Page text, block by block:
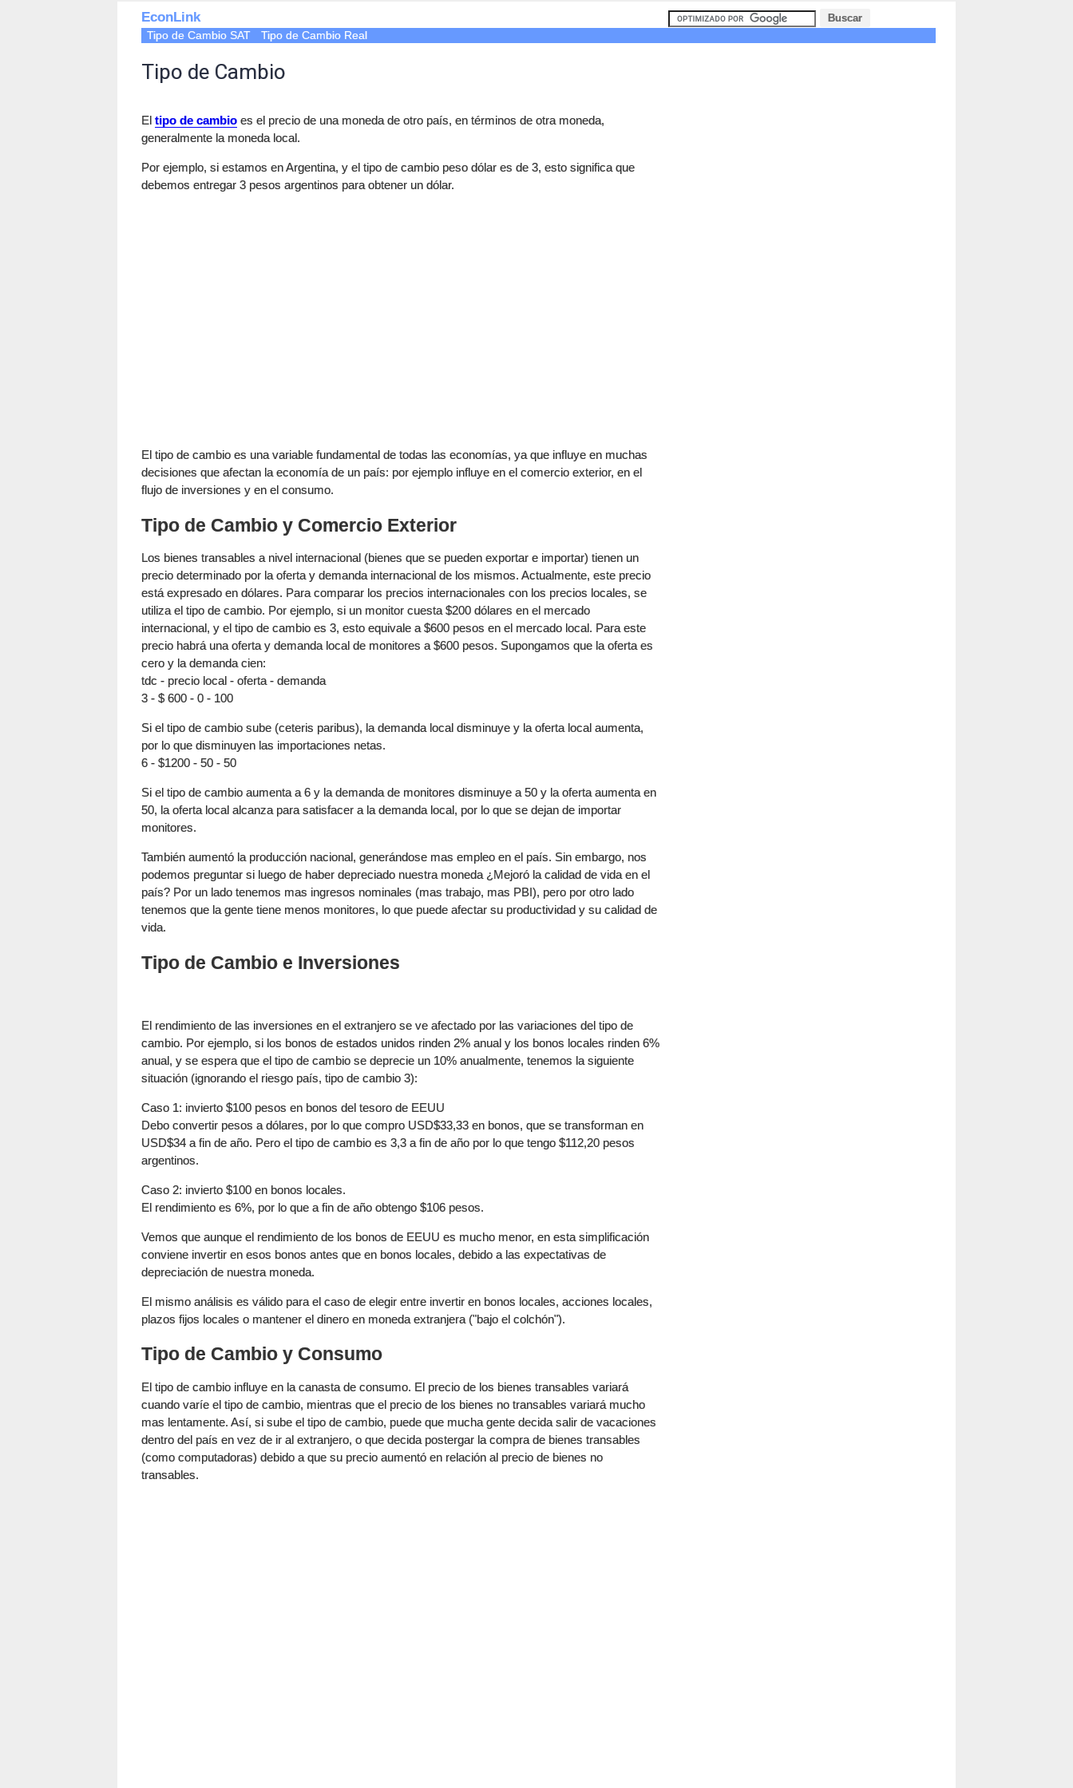
EconLink
Tipo de Cambio SAT Tipo de Cambio Real
Tipo de Cambio
El tipo de cambio es el precio de una moneda de otro país, en términos de otra moneda,
generalmente la moneda local.
Por ejemplo, si estamos en Argentina, y el tipo de cambio peso dólar es de 3, esto significa que
debemos entregar 3 pesos argentinos para obtener un dólar.
El tipo de cambio es una variable fundamental de todas las economías, ya que influye en muchas
decisiones que afectan la economía de un país: por ejemplo influye en el comercio exterior, en el
flujo de inversiones y en el consumo.
Tipo de Cambio y Comercio Exterior
Los bienes transables a nivel internacional (bienes que se pueden exportar e importar) tienen un
precio determinado por la oferta y demanda internacional de los mismos. Actualmente, este precio
está expresado en dólares. Para comparar los precios internacionales con los precios locales, se
utiliza el tipo de cambio. Por ejemplo, si un monitor cuesta $200 dólares en el mercado
internacional, y el tipo de cambio es 3, esto equivale a $600 pesos en el mercado local. Para este
precio habrá una oferta y demanda local de monitores a $600 pesos. Supongamos que la oferta es
cero y la demanda cien:
tdc - precio local - oferta - demanda
3 - $ 600 - 0 - 100
Si el tipo de cambio sube (ceteris paribus), la demanda local disminuye y la oferta local aumenta,
por lo que disminuyen las importaciones netas.
6 - $1200 - 50 - 50
Si el tipo de cambio aumenta a 6 y la demanda de monitores disminuye a 50 y la oferta aumenta en
50, la oferta local alcanza para satisfacer a la demanda local, por lo que se dejan de importar
monitores.
También aumentó la producción nacional, generándose mas empleo en el país. Sin embargo, nos
podemos preguntar si luego de haber depreciado nuestra moneda ¿Mejoró la calidad de vida en el
país? Por un lado tenemos mas ingresos nominales (mas trabajo, mas PBI), pero por otro lado
tenemos que la gente tiene menos monitores, lo que puede afectar su productividad y su calidad de
vida.
Tipo de Cambio e Inversiones
El rendimiento de las inversiones en el extranjero se ve afectado por las variaciones del tipo de
cambio. Por ejemplo, si los bonos de estados unidos rinden 2% anual y los bonos locales rinden 6%
anual, y se espera que el tipo de cambio se deprecie un 10% anualmente, tenemos la siguiente
situación (ignorando el riesgo país, tipo de cambio 3):
Caso 1: invierto $100 pesos en bonos del tesoro de EEUU
Debo convertir pesos a dólares, por lo que compro USD$33,33 en bonos, que se transforman en
USD$34 a fin de año. Pero el tipo de cambio es 3,3 a fin de año por lo que tengo $112,20 pesos
argentinos.
Caso 2: invierto $100 en bonos locales.
El rendimiento es 6%, por lo que a fin de año obtengo $106 pesos.
Vemos que aunque el rendimiento de los bonos de EEUU es mucho menor, en esta simplificación
conviene invertir en esos bonos antes que en bonos locales, debido a las expectativas de
depreciación de nuestra moneda.
El mismo análisis es válido para el caso de elegir entre invertir en bonos locales, acciones locales,
plazos fijos locales o mantener el dinero en moneda extranjera ("bajo el colchón").
Tipo de Cambio y Consumo
El tipo de cambio influye en la canasta de consumo. El precio de los bienes transables variará
cuando varíe el tipo de cambio, mientras que el precio de los bienes no transables variará mucho
mas lentamente. Así, si sube el tipo de cambio, puede que mucha gente decida salir de vacaciones
dentro del país en vez de ir al extranjero, o que decida postergar la compra de bienes transables
(como computadoras) debido a que su precio aumentó en relación al precio de bienes no
transables.